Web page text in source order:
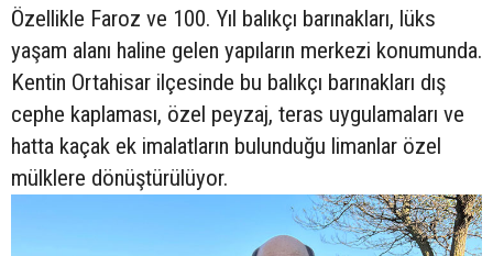
Özellikle Faroz ve 100. Yıl balıkçı barınakları, lüks
yaşam alanı haline gelen yapıların merkezi konumunda.
Kentin Ortahisar ilçesinde bu balıkçı barınakları dış
cephe kaplaması, özel peyzaj, teras uygulamaları ve
hatta kaçak ek imalatların bulunduğu limanlar özel
mülklere dönüştürülüyor.